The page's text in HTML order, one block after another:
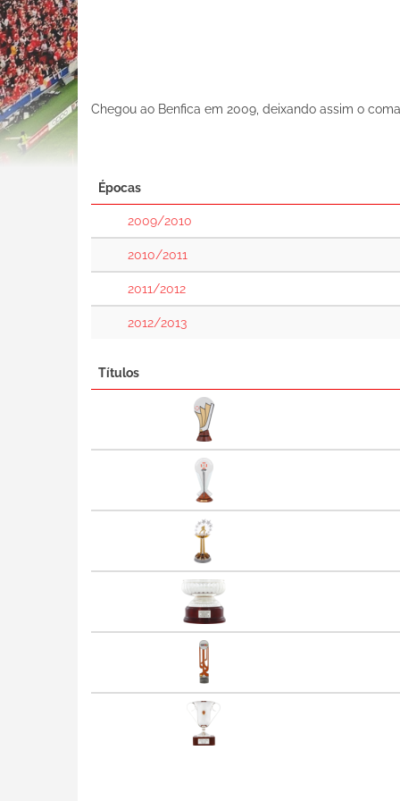
Chegou ao Benfica em 2009, deixando assim o
Épocas
2009/2010
2010/2011
2011/2012
2012/2013
Títulos